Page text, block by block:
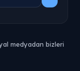
medyadan bizleri